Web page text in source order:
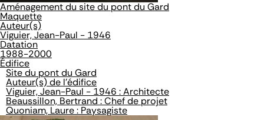
Aménagement du site du pont du Gard
Maquette
Auteur(s)
Viguier, Jean-Paul - 1946
Datation
1988-2000
Édifice
Site du pont du Gard
Auteur(s) de l'édifice
Viguier, Jean-Paul - 1946 : Architecte
Beaussillon, Bertrand : Chef de projet
Quoniam, Laure : Paysagiste